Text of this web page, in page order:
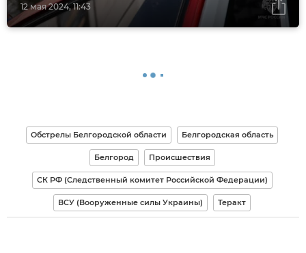
12 мая 2024, 11:43
Обстрелы Белгородской области Белгородская область
Белгород Происшествия
СК РФ (Следственный комитет Российской Федерации)
ВСУ (Вооруженные силы Украины) Теракт